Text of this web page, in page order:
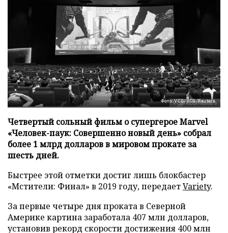
Фото: VCG/VCG/Reuters
Четвертый сольный фильм о супергерое Marvel
«Человек-паук: Совершенно новый день» собрал
более 1 млрд долларов в мировом прокате за
шесть дней.
Быстрее этой отметки достиг лишь блокбастер
«Мстители: Финал» в 2019 году, передаетVariety.
За первые четыре дня проката в Северной
Америке картина заработала 407 млн долларов,
установив рекорд скорости достижения 400 млн